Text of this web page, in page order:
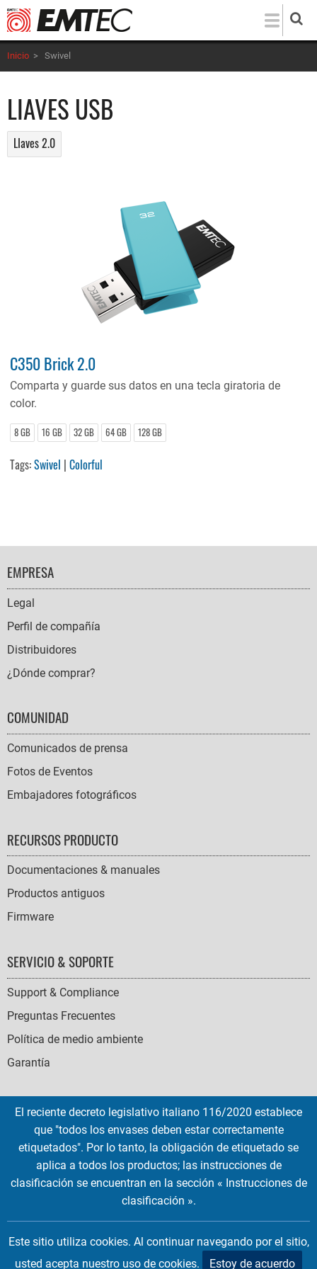
Pasar
al
contenido
principal
Inicio > Swivel
LIAVES USB
LIaves 2.0
C350 Brick 2.0
Comparta y guarde sus datos en una tecla giratoria de
color.
8 GB 16 GB 32 GB 64 GB 128 GB
Tags:Swivel |Colorful
FOOTER
NAVIGATION
EMPRESA
Legal
Perfil de compañía
Distribuidores
¿Dónde comprar?
COMUNIDAD
Comunicados de prensa
Fotos de Eventos
Embajadores fotográficos
RECURSOS PRODUCTO
Documentaciones & manuales
Productos antiguos
Firmware
SERVICIO & SOPORTE
Support & Compliance
Preguntas Frecuentes
Política de medio ambiente
Garantía
SOCIAL
ICONS
English French Deutsch Italian Español
Copyright © 2026 EMTEC, All rights reserved.
EMTEC® IS A REGISTERED TRADEMARK OF THE DEXXON GROUP.
El reciente decreto legislativo italiano 116/2020 establece
que "todos los envases deben estar correctamente
etiquetados". Por lo tanto, la obligación de etiquetado se
aplica a todos los productos; las instrucciones de
clasificación se encuentran en la sección « Instrucciones de
clasificación ».
Este sitio utiliza cookies. Al continuar navegando por el sitio,
usted acepta nuestro uso de cookies.
Estoy de acuerdo